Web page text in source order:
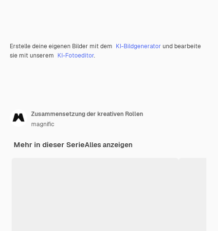
Erstelle deine eigenen Bilder mit dem KI-Bildgenerator und bearbeite
sie mit unserem KI-Fotoeditor.
Zusammensetzung der kreativen Rollen
magnific
Mehr in dieser SerieAlles anzeigen